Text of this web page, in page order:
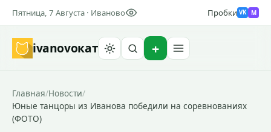
Пятница, 7 Августа · Иваново Пробки VK M
ivanovoкат
Главная/Новости/
Юные танцоры из Иванова победили на соревнованиях
(ФОТО)